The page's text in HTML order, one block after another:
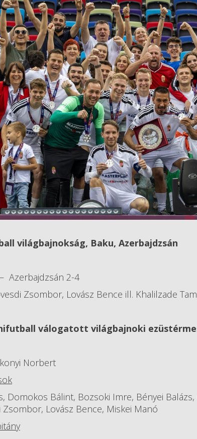
világbajnokság, Baku, Azerbajdzsán
Azerbajdzsán 2-4
Zsombor, Lovász Bence ill. Khalilzade
válogatott világbajnoki
Norbert
Domokos Bálint, Bozsoki Imre, Bényei
Zsombor, Lovász Bence, Miskei Manó